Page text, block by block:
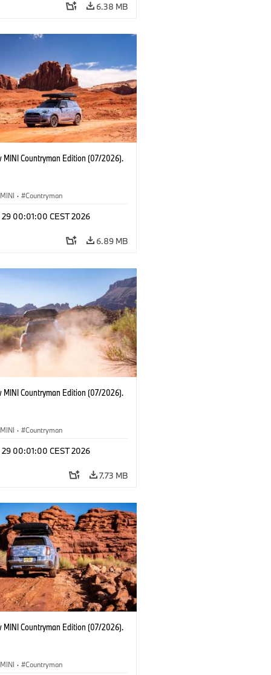
6.38 MB
MINI Countryman Edition (07/2026).
MINI · Countryman
29 00:01:00 CEST 2026
6.89 MB
MINI Countryman Edition (07/2026).
MINI · Countryman
29 00:01:00 CEST 2026
7.73 MB
MINI Countryman Edition (07/2026).
MINI · Countryman